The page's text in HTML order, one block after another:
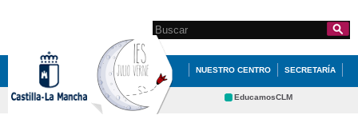
contenido
principalFormulario de
búsqueda
Search this site
NUESTRO CENTRO SECRETARÍA
EDUCACIÓN QUÉ HACEMOS
EducamosCLM